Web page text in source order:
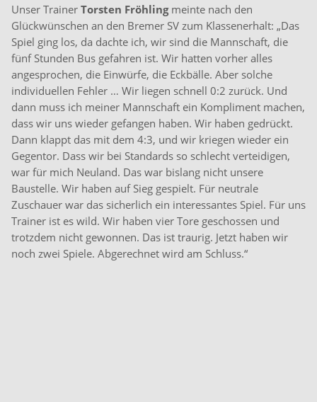
Unser Trainer Torsten Fröhlingmeinte nach den
Glückwünschen an den Bremer SV zum Klassenerhalt: „Das
Spiel ging los, da dachte ich, wir sind die Mannschaft, die
fünf Stunden Bus gefahren ist. Wir hatten vorher alles
angesprochen, die Einwürfe, die Eckbälle. Aber solche
individuellen Fehler … Wir liegen schnell 0:2 zurück. Und
dann muss ich meiner Mannschaft ein Kompliment machen,
dass wir uns wieder gefangen haben. Wir haben gedrückt.
Dann klappt das mit dem 4:3, und wir kriegen wieder ein
Gegentor. Dass wir bei Standards so schlecht verteidigen,
war für mich Neuland. Das war bislang nicht unsere
Baustelle. Wir haben auf Sieg gespielt. Für neutrale
Zuschauer war das sicherlich ein interessantes Spiel. Für uns
Trainer ist es wild. Wir haben vier Tore geschossen und
trotzdem nicht gewonnen. Das ist traurig. Jetzt haben wir
noch zwei Spiele. Abgerechnet wird am Schluss.“